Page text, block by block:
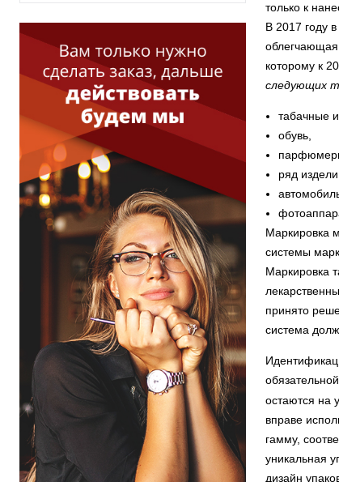
только к
В 2017 году
облегчающая
которому к
следующих
табачные
обувь,
ряд
Маркировка
системы
Маркировка
принято
система
остаются на
вправе
гамму,
уникальная
дизайн